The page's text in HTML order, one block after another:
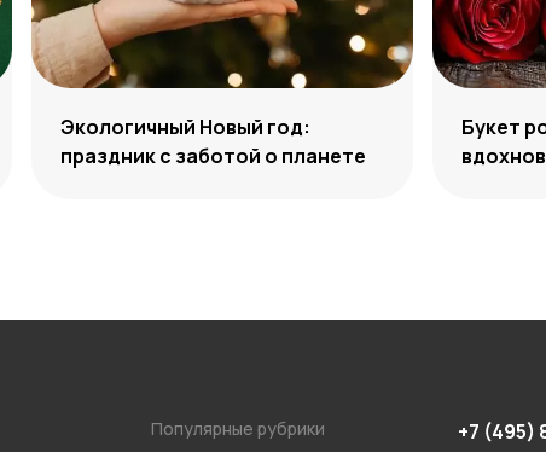
Экологичный Новый год:
праздник с заботой о планете
Букет
Популярные рубрики +7 (495)